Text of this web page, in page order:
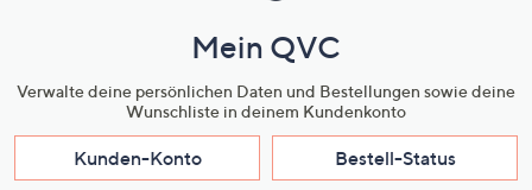
Mein QVC
Verwalte deine persönlichen Daten und Bestellungen sowie deine
Wunschliste in deinem Kundenkonto
Kunden-Konto Bestell-Status